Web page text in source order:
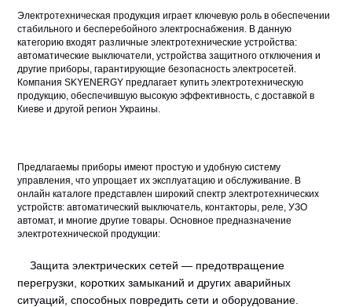
Электротехническая продукция играет ключевую роль в обеспечении
стабильного и бесперебойного электроснабжения. В данную
категорию входят различные электротехнические устройства:
автоматические выключатели, устройства защитного отключения и
другие приборы, гарантирующие безопасность электросетей.
Компания SKYENERGY предлагает купить электротехническую
продукцию, обеспечившую высокую эффективность, с доставкой в
Киеве и другой регион Украины.
Предлагаемы приборы имеют простую и удобную систему
управления, что упрощает их эксплуатацию и обслуживание. В
онлайн каталоге представлен широкий спектр электротехнических
устройств: автоматический выключатель, контакторы, реле, УЗО
автомат, и многие другие товары. Основное предназначение
электротехнической продукции:
Защита электрических сетей — предотвращение
перегрузки, коротких замыканий и других аварийных
ситуаций, способных повредить сети и оборудование.